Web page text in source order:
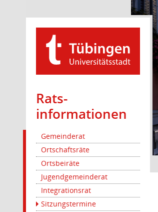
Rats­
informationen
Gemeinderat
Ortschaftsräte
Ortsbeiräte
Jugendgemeinderat
Integrationsrat
Sitzungstermine